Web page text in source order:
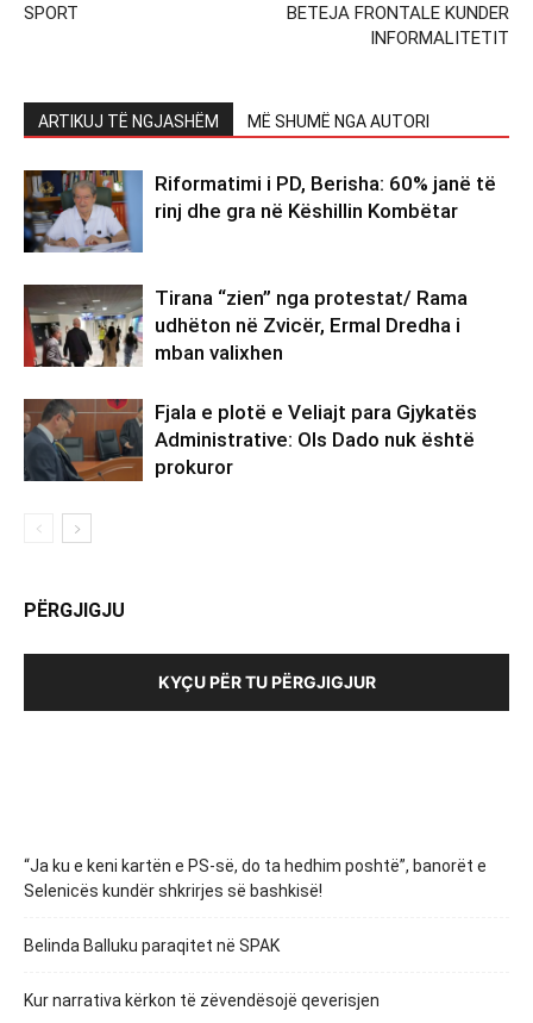
SPORT
BETEJA FRONTALE KUNDER
INFORMALITETIT
ARTIKUJ TË NGJASHËM MË SHUMË NGA AUTORI
Riformatimi i PD, Berisha: 60% janë të
rinj dhe gra në Këshillin Kombëtar
Tirana “zien” nga protestat/ Rama
udhëton në Zvicër, Ermal Dredha i
mban valixhen
Fjala e plotë e Veliajt para Gjykatës
Administrative: Ols Dado nuk është
prokuror
PËRGJIGJU
KYÇU PËR TU PËRGJIGJUR
“Ja ku e keni kartën e PS-së, do ta hedhim poshtë”, banorët e
Selenicës kundër shkrirjes së bashkisë!
Belinda Balluku paraqitet në SPAK
Kur narrativa kërkon të zëvendësojë qeverisjen